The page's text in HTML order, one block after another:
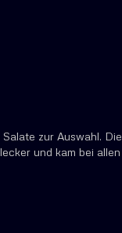
zur Auswahl. Die
und kam bei allen